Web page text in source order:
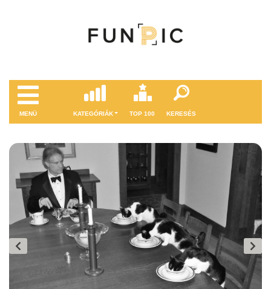
MENÜ KATEGÓRIÁK TOP 100 KERESÉS